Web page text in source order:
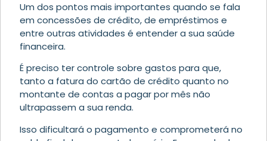
Um dos pontos mais importantes quando se fala
em concessões de crédito, de empréstimos e
entre outras atividades é entender a sua saúde
financeira.
É preciso ter controle sobre gastos para que,
tanto a fatura do cartão de crédito quanto no
montante de contas a pagar por mês não
ultrapassem a sua renda.
Isso dificultará o pagamento e comprometerá no